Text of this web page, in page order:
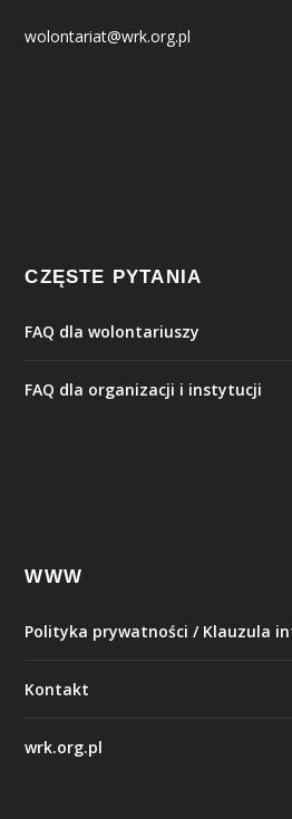
wolontariat@wrk.org.pl
CZĘSTE PYTANIA
FAQ dla wolontariuszy
FAQ dla organizacji i instytucji
WWW
Polityka prywatności / Klauzula
Kontakt
wrk.org.pl